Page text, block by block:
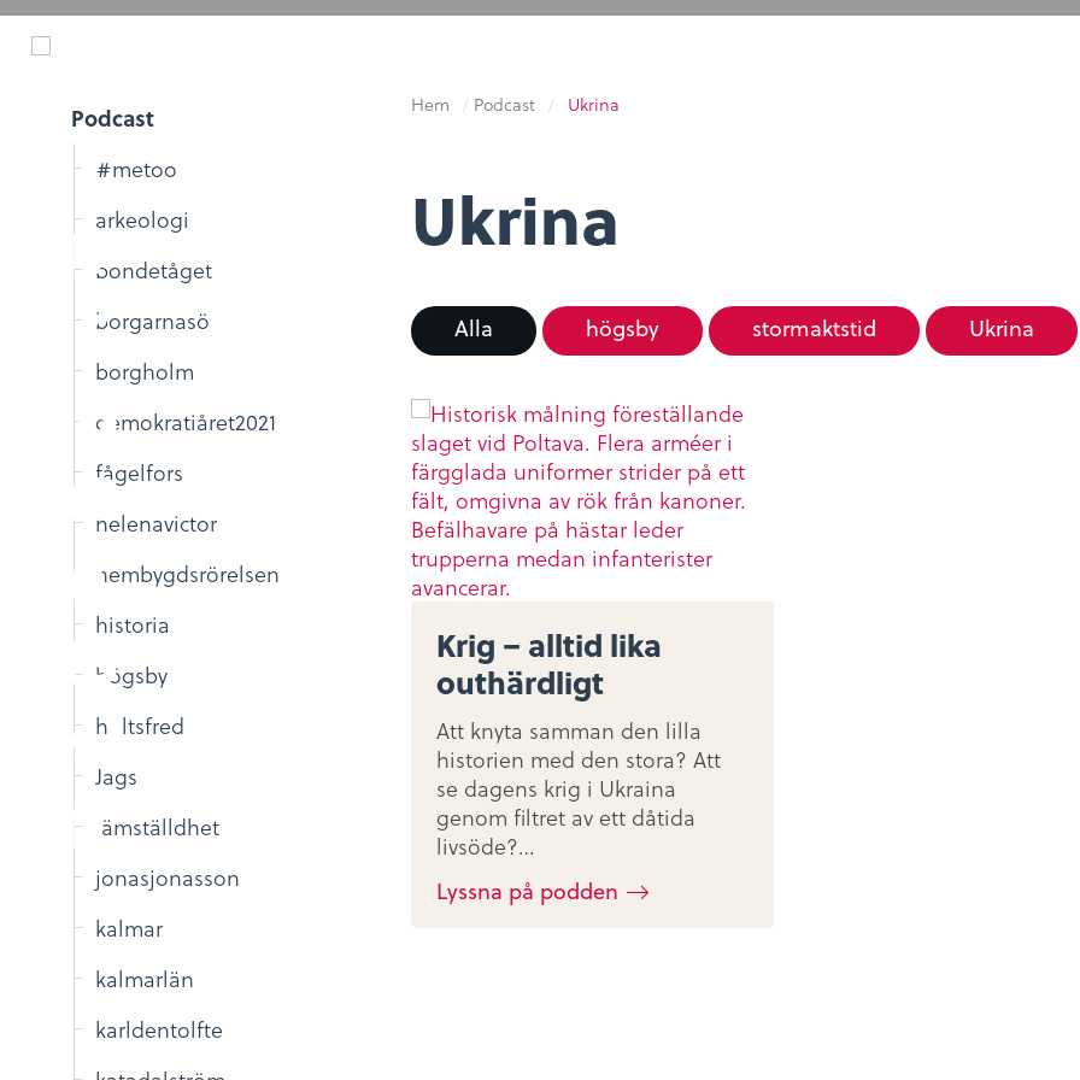
Podcast
#metoo
arkeologi
bondetåget
borgarnasö
borgholm
demokratiåret2021
fågelfors
helenavictor
hembygdsrörelsen
historia
högsby
hultsfred
Jags
jämställdhet
jonasjonasson
kalmar
kalmarlän
karldentolfte
Hem / Podcast / Ukrina
Ukrina
Alla högsby stormaktstid Ukrina
Krig – alltid lika
outhärdligt
Att knyta samman den lilla
historien med den stora? Att
se dagens krig i Ukraina
genom filtret av ett dåtida
livsöde?…
Lyssna på podden